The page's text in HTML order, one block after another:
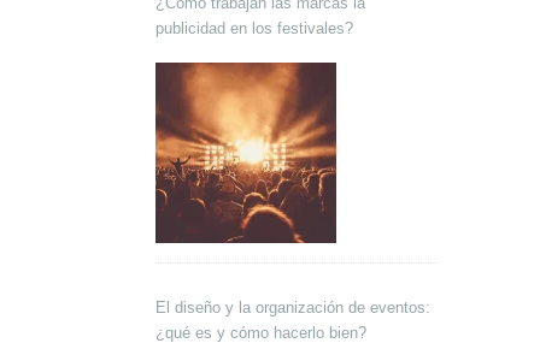
publicidad en los festivales?
El diseño y la organización de eventos:
¿qué es y cómo hacerlo bien?